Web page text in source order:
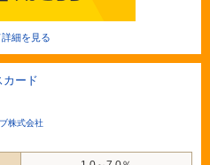
詳細を見る
カード
株式会社